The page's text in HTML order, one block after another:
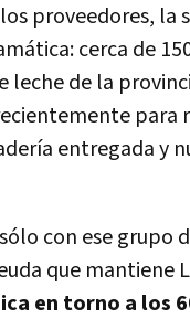
proveedores, la
cerca de
leche de la
para
entregada y
con ese grupo
que mantiene
en torno a los